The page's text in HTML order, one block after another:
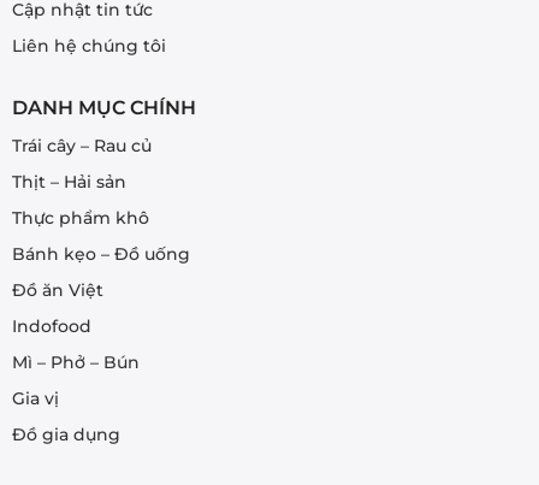
Cập nhật tin tức
Liên hệ chúng tôi
DANH MỤC CHÍNH
Trái cây – Rau củ
Thịt – Hải sản
Thực phẩm khô
Bánh kẹo – Đồ uống
Đồ ăn Việt
Indofood
Mì – Phở – Bún
Gia vị
Đồ gia dụng